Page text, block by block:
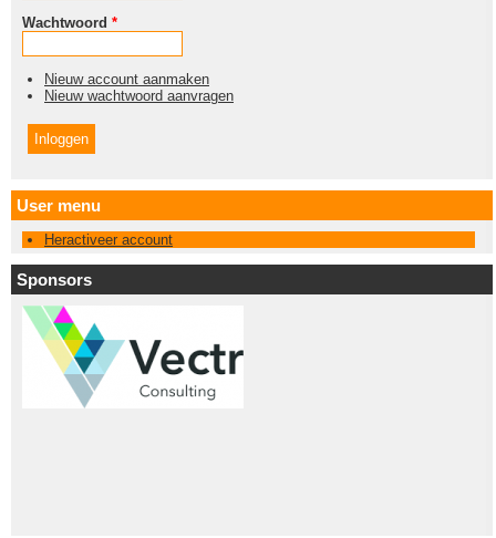
Wachtwoord *
Nieuw account aanmaken
Nieuw wachtwoord aanvragen
User menu
Heractiveer account
Sponsors